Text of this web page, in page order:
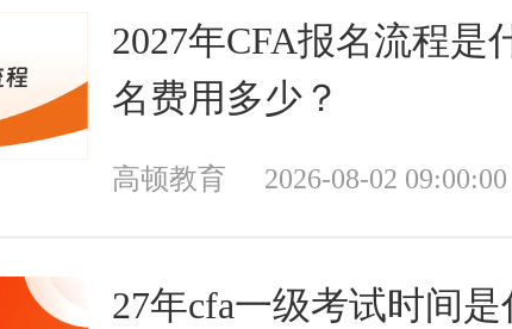
2027年CFA报名流程是
名费用多少？
高顿教育 2026-08-02 09:00:00
27年cfa一级考试时间